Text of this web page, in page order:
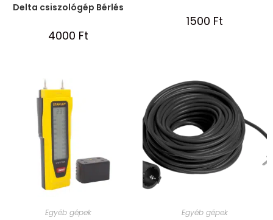
Delta csiszológép Bérlés
4000 Ft
1500 Ft
Egyéb gépek Egyéb gépek